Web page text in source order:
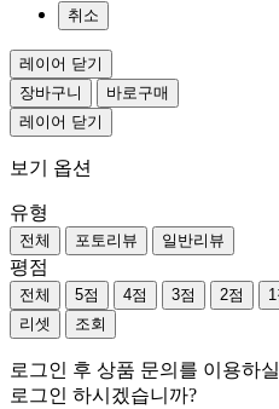
취소
레이어 닫기
장바구니
바로구매
레이어 닫기
보기 옵션
유형
전체 포토리뷰 일반리뷰
평점
전체 5점 4점 3점 2점
리셋
조회
로그인 후 상품 문의를 이용하
로그인 하시겠습니까?